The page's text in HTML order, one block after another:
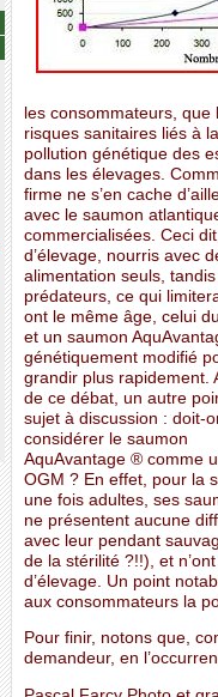
les consommateurs,
risques sanitaires liés à
pollution génétique des
dans les élevages.
firme ne s’en cache
avec le saumon
commercialisées. Ceci
d’élevage, nourris avec
alimentation seuls,
prédateurs, ce qui
ont le même âge, celui
et un saumon
génétiquement modifié
grandir plus rapidement.
de ce débat, un autre
sujet à discussion : doit-
considérer le saumon
AquAvantage ® comme
OGM ? En effet, pour la
une fois adultes, ses
ne présentent aucune
avec leur pendant
de la stérilité ?!!), et
d’élevage. Un point
aux consommateurs la
Pour finir, notons que,
demandeur, en